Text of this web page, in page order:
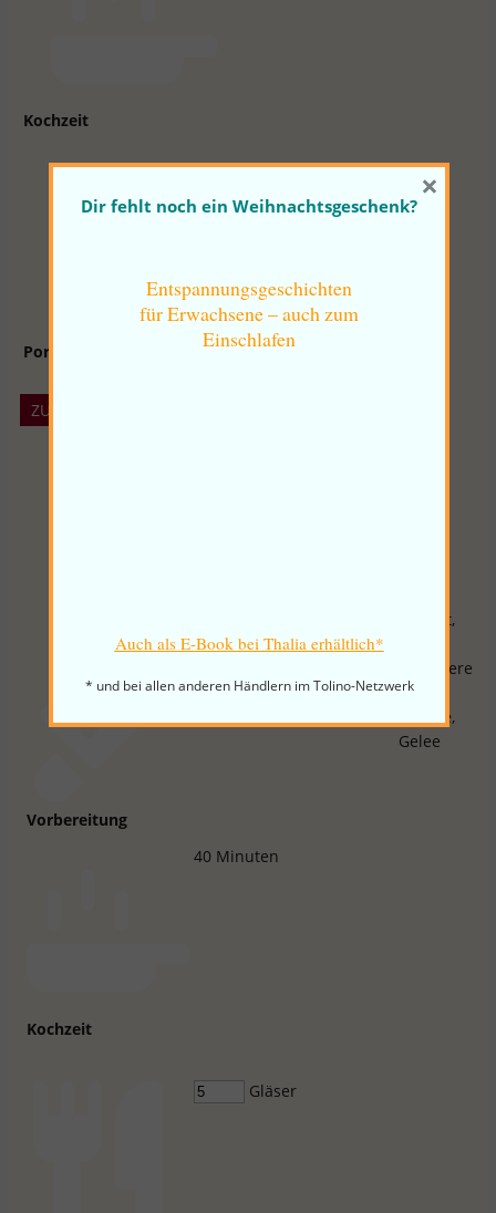
Kochzeit
Portionen
ZUTATEN
Vorbereitung
20 Minuten
Kochzeit
40 Minuten
Gläser
Dir fehlt noch ein Weihnachtsgeschenk?
Ent­span­nungs­ge­schich­ten
für Er­wach­se­ne – auch zum
Ein­schla­fen
Auch als E-Book bei Thalia erhältlich*
* und bei allen anderen Händlern im Tolino-Netzwerk
×